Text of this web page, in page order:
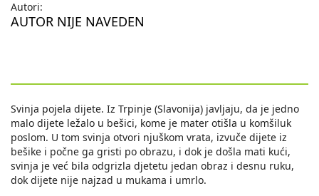
Autori:
AUTOR NIJE NAVEDEN
Svinja pojela dijete. Iz Trpinje (Slavonija) javljaju, da je jedno
malo dijete ležalo u bešici, kome je mater otišla u komšiluk
poslom. U tom svinja otvori njuškom vrata, izvuče dijete iz
bešike i počne ga gristi po obrazu, i dok je došla mati kući,
svinja je već bila odgrizla djetetu jedan obraz i desnu ruku,
dok dijete nije najzad u mukama i umrlo.